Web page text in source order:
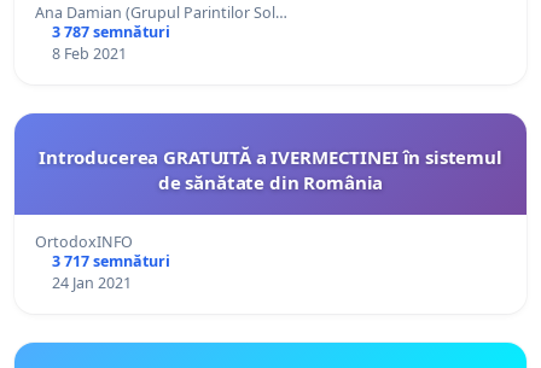
Ana Damian (Grupul Parintilor Sol…
3 787 semnături
8 Feb 2021
Introducerea GRATUITĂ a IVERMECTINEI în sistemul
de sănătate din România
OrtodoxINFO
3 717 semnături
24 Jan 2021